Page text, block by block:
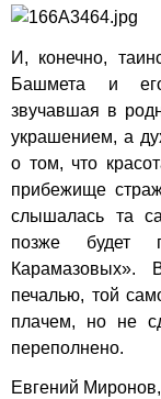
И, конечно,
Башмета и его
звучавшая в
украшением, а
о том, что
прибежище
слышалась та
позже будет
Карамазовых».
печалью, той
плачем, но не
переполнено.
Евгений